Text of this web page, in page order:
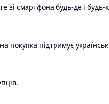
зі смартфона будь-де і будь-
покупка підтримує